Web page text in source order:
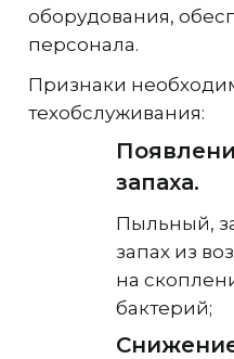
оборудования,
персонала.
Признаки
техобслуживания:
запаха.
Пыльный,
запах из
на
бактерий;